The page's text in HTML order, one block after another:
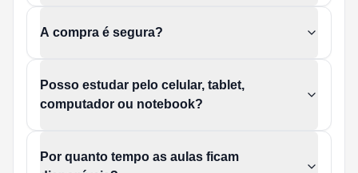
A compra é segura?
Posso estudar pelo celular, tablet,
computador ou notebook?
Por quanto tempo as aulas ficam